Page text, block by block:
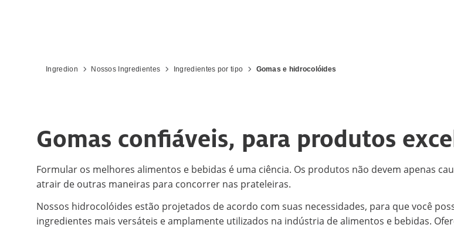
Ingredion Nossos Ingredientes Ingredientes por tipo Gomas e hidrocolóides
Gomas confiáveis, para produtos
Formular os melhores alimentos e bebidas é uma ciência. Os produtos não devem apenas
atrair de outras maneiras para concorrer nas prateleiras.
Nossos hidrocolóides estão projetados de acordo com suas necessidades, para que você
ingredientes mais versáteis e amplamente utilizados na indústria de alimentos e bebidas.